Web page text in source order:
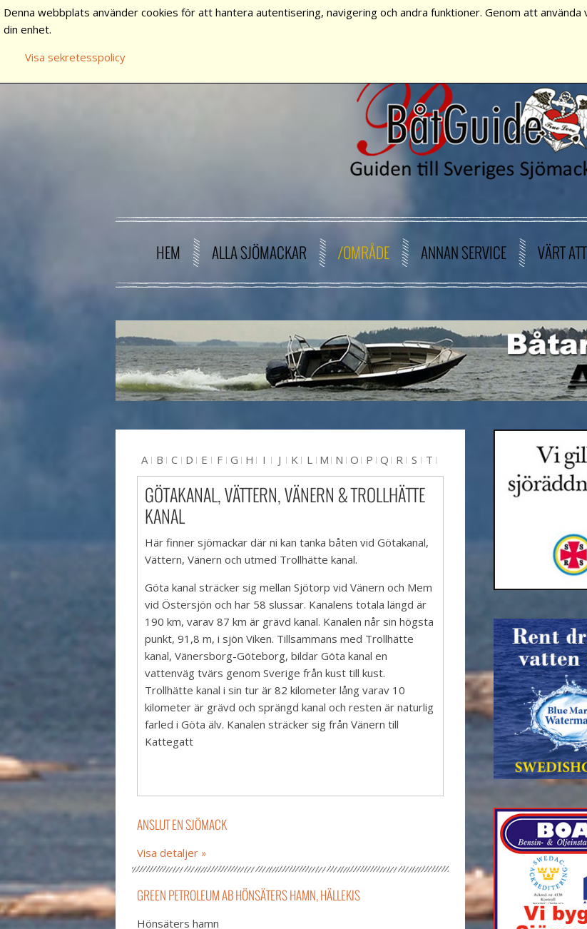
HEM ALLA SJÖMACKAR /OMRÅDE ANNAN SERVICE VÄRT
A B C D E F G H I J K L M N O P Q R S
T
U V W X Y Z #
GÖTAKANAL, VÄTTERN, VÄNERN & TROLLHÄTTE
KANAL
Här finner sjömackar där ni kan tanka båten vid Götakanal,
Vättern, Vänern och utmed Trollhätte kanal.
Göta kanal sträcker sig mellan Sjötorp vid Vänern och Mem
vid Östersjön och har 58 slussar. Kanalens totala längd är
190 km, varav 87 km är grävd kanal. Kanalen når sin högsta
punkt, 91,8 m, i sjön Viken. Tillsammans med Trollhätte
kanal, Vänersborg-Göteborg, bildar Göta kanal en
vattenväg tvärs genom Sverige från kust till kust.
Trollhätte kanal i sin tur är 82 kilometer lång varav 10
kilometer är grävd och sprängd kanal och resten är naturlig
farled i Göta älv. Kanalen sträcker sig från Vänern till
Kattegatt
ANSLUT EN SJÖMACK
Visa detaljer
GREEN PETROLEUM AB HÖNSÄTERS HAMN, HÄLLEKIS
Hönsäters hamn
Denna webbplats använder cookies för att hantera autentisering, navigering och andra funktioner. Genom att
din enhet.
Visa sekretesspolicy